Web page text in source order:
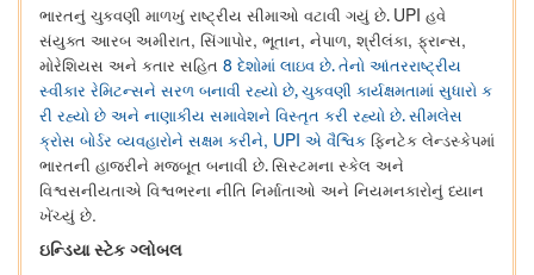
ભારતનું ચુકવણી માળખું રાષ્ટ્રીય સીમાઓ વટાવી ગયું છે. UPI હવે
સંયુક્ત આરબ અમીરાત, સિંગાપોર, ભૂતાન, નેપાળ, શ્રીલંકા, ફ્રાન્સ ,
મોરેશિયસ અને કતાર સહિત 8 દેશોમાં લાઇવ છે. તેનો આંતરરાષ્ટ્રીય
સ્વીકાર રેમિટન્સને સરળ બનાવી રહ્યો છે, ચુકવણી કાર્યક્ષમતામાં સુધારો ક
રી રહ્યો છે અને નાણાકીય સમાવેશને વિસ્તૃત કરી રહ્યો છે. સીમલેસ
ક્રોસ બોર્ડર વ્યવહારોને સક્ષમ કરીને, UPI એ વૈશ્વિક ફિનટેક લેન્ડસ્કેપમાં
ભારતની હાજરીને મજબૂત બનાવી છે. સિસ્ટમના સ્કેલ અને
વિશ્વસનીયતાએ વિશ્વભરના નીતિ નિર્માતાઓ અને નિયમનકારોનું ધ્યાન
ખેંચ્યું છે.
ઇન્ડિયા સ્ટેક ગ્લોબલ